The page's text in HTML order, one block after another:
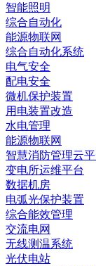
智能照明
综合自动化
能源物联网
综合自动化系统
电气安全
配电安全
微机保护装置
用电装置改造
水电管理
能源物联网
智慧消防管理云
变电所运维平台
数据机房
电弧光保护装置
综合能效管理
交流电网
无线测温系统
光伏电站